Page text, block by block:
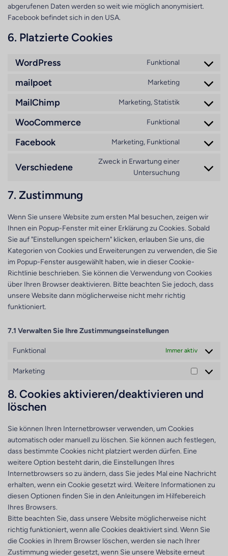
abgerufenen Daten werden so weit wie möglich anonymisiert.
Facebook befindet sich in den USA.
6. Platzierte Cookies
WordPress Funktional
Consent
wordpress
mailpoet Marketing
Consent
mailpoet
MailChimp Marketing, Statistik
Zustimmung
mailchimp
WooCommerce Funktional
Consent
Facebook Marketing, Funktional
Consent
service
Verschiedene
Zweck in Erwartung einer
Untersuchung
Consent
7. Zustimmung
Wenn Sie unsere Website zum ersten Mal besuchen, zeigen wir
Ihnen ein Popup-Fenster mit einer Erklärung zu Cookies. Sobald
Sie auf "Einstellungen speichern" klicken, erlauben Sie uns, die
Kategorien von Cookies und Erweiterungen zu verwenden, die Sie
im Popup-Fenster ausgewählt haben, wie in dieser Cookie-
Richtlinie beschrieben. Sie können die Verwendung von Cookies
über Ihren Browser deaktivieren. Bitte beachten Sie jedoch, dass
unsere Website dann möglicherweise nicht mehr richtig
funktioniert.
7.1 Verwalten Sie Ihre Zustimmungseinstellungen
Funktional Immer aktiv
Marketing
8. Cookies aktivieren/deaktivieren und
löschen
Sie können Ihren Internetbrowser verwenden, um Cookies
automatisch oder manuell zu löschen. Sie können auch festlegen,
dass bestimmte Cookies nicht platziert werden dürfen. Eine
weitere Option besteht darin, die Einstellungen Ihres
Internetbrowsers so zu ändern, dass Sie jedes Mal eine Nachricht
erhalten, wenn ein Cookie gesetzt wird. Weitere Informationen zu
diesen Optionen finden Sie in den Anleitungen im Hilfebereich
Ihres Browsers.
Bitte beachten Sie, dass unsere Website möglicherweise nicht
richtig funktioniert, wenn alle Cookies deaktiviert sind. Wenn Sie
die Cookies in Ihrem Browser löschen, werden sie nach Ihrer
Zustimmung wieder gesetzt, wenn Sie unsere Website erneut